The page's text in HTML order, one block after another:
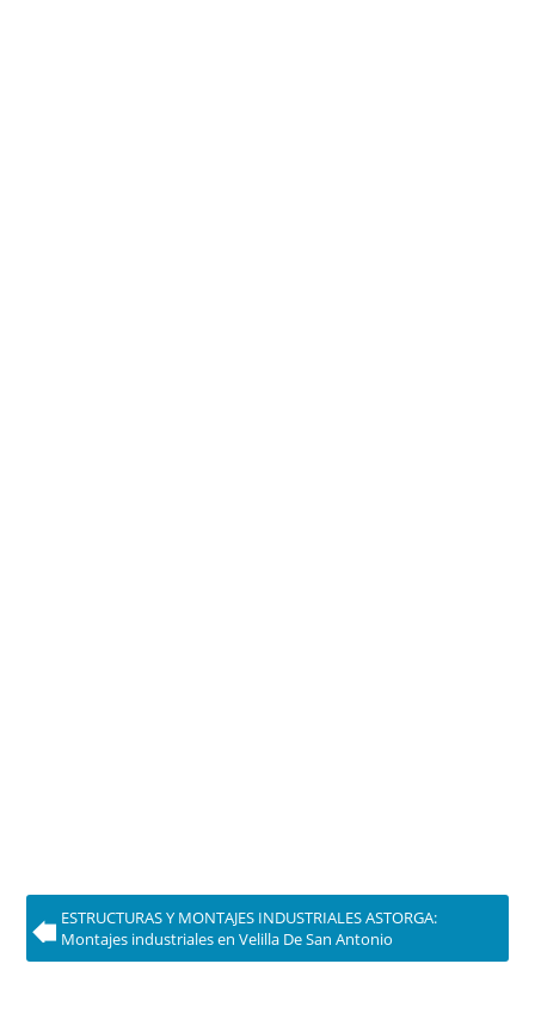
ESTRUCTURAS Y MONTAJES INDUSTRIALES ASTORGA:
Montajes industriales en Velilla De San Antonio